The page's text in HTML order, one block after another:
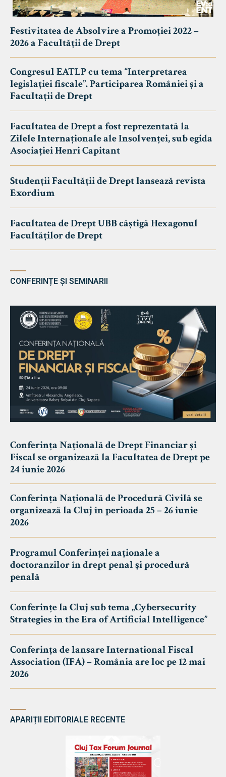
Festivitatea de Absolvire a Promoției 2022 –
2026 a Facultății de Drept
Congresul EATLP cu tema “Interpretarea
legislației fiscale”. Participarea României și a
Facultații de Drept
Facultatea de Drept a fost reprezentată la
Zilele Internaționale ale Insolvenței, sub egida
Asociației Henri Capitant
Studenții Facultății de Drept lansează revista
Exordium
Facultatea de Drept UBB câștigă Hexagonul
Facultăților de Drept
CONFERINȚE ȘI SEMINARII
Conferința Națională de Drept Financiar și
Fiscal se organizează la Facultatea de Drept pe
24 iunie 2026
Conferința Națională de Procedură Civilă se
organizează la Cluj în perioada 25 – 26 iunie
2026
Programul Conferinței naționale a
doctoranzilor în drept penal și procedură
penală
Conferințe la Cluj sub tema „Cybersecurity
Strategies in the Era of Artificial Intelligence”
Conferința de lansare International Fiscal
Association (IFA) – România are loc pe 12 mai
2026
APARIȚII EDITORIALE RECENTE